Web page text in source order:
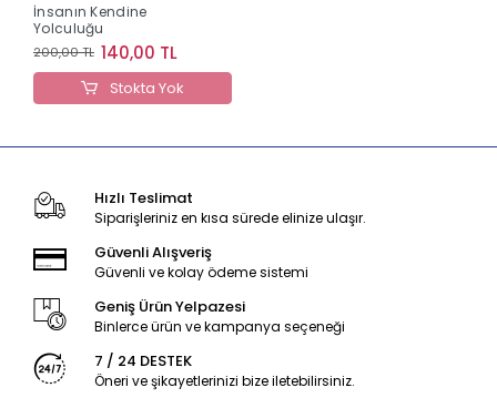
İnsanın Kendine
Yolculuğu
200,00 TL 140,00 TL
Stokta Yok
Hızlı Teslimat
Siparişleriniz en kısa sürede elinize ulaşır.
Güvenli Alışveriş
Güvenli ve kolay ödeme sistemi
Geniş Ürün Yelpazesi
Binlerce ürün ve kampanya seçeneği
7 / 24 DESTEK
Öneri ve şikayetlerinizi bize iletebilirsiniz.